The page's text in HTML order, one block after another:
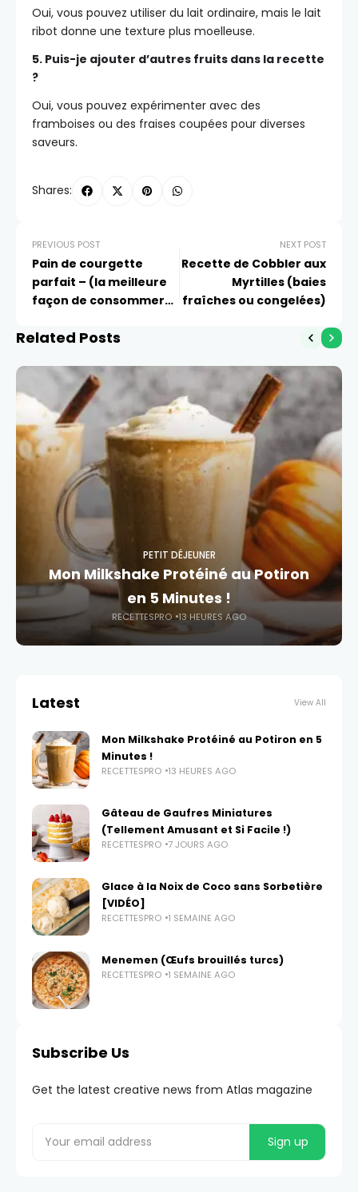
Oui, vous pouvez utiliser du lait ordinaire, mais le lait
ribot donne une texture plus moelleuse.
5. Puis-je ajouter d’autres fruits dans la recette
?
Oui, vous pouvez expérimenter avec des
framboises ou des fraises coupées pour diverses
saveurs.
Shares:
PREVIOUS POST
Pain de courgette
parfait – (la meilleure
façon de consommer
NEXT POST
Recette de Cobbler aux
Myrtilles (baies
fraîches ou congelées)
Related Posts
PETIT DÉJEUNER
Mon Milkshake Protéiné au Potiron
en 5 Minutes !
RECETTESPRO 13 HEURES AGO
Latest View All
Mon Milkshake Protéiné au Potiron en 5
Minutes !
RECETTESPRO 13 HEURES AGO
Gâteau de Gaufres Miniatures
(Tellement Amusant et Si Facile !)
RECETTESPRO 7 JOURS AGO
Glace à la Noix de Coco sans Sorbetière
[VIDÉO]
RECETTESPRO 1 SEMAINE AGO
Menemen (Œufs brouillés turcs)
RECETTESPRO 1 SEMAINE AGO
Subscribe Us
Get the latest creative news from Atlas magazine